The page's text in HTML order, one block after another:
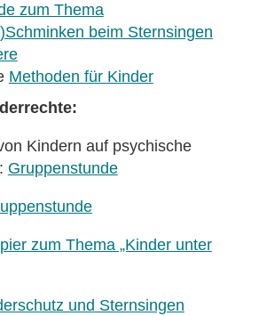
zum Thema
beim Sternsingen
Methoden für Kinder
Kindern auf psychische
Gruppenstunde
zum Thema „Kinder unter
und Sternsingen